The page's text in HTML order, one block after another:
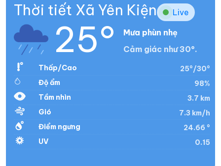
Thời tiết Xã Yên Kiện Live
25°
Mưa phùn nhẹ
Cảm giác như 30°.
Thấp/Cao
25°/30°
Độ ẩm
98%
Tầm nhìn
3.7 km
Gió
7.3 km/h
Điểm ngưng
24.66 °
UV
0.15